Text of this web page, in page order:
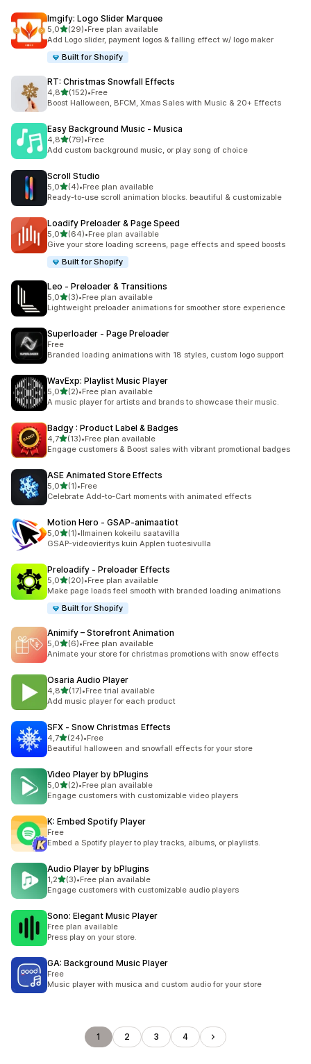
Imgify: Logo Slider Marquee
5,0/ 5 tähteä
(29)
29 arvostelua yhteensä
•Free plan available
Add Logo slider, payment logos & falling effect w/ logo maker
Built for Shopify
RT: Christmas Snowfall Effects
4,8/ 5 tähteä
(152)
152 arvostelua yhteensä
•Free
Boost Halloween, BFCM, Xmas Sales with Music & 20+ Effects
Easy Background Music ‑ Musica
4,8/ 5 tähteä
(79)
79 arvostelua yhteensä
•Free
Add custom background music, or play song of choice
Scroll Studio
5,0/ 5 tähteä
(4)
4 arvostelua yhteensä
•Free plan available
Ready-to-use scroll animation blocks. beautiful & customizable
Loadify Preloader & Page Speed
5,0/ 5 tähteä
(64)
64 arvostelua yhteensä
•Free plan available
Give your store loading screens, page effects and speed boosts
Built for Shopify
Leo ‑ Preloader & Transitions
5,0/ 5 tähteä
(3)
3 arvostelua yhteensä
•Free plan available
Lightweight preloader animations for smoother store experience
Superloader ‑ Page Preloader
Free
Branded loading animations with 18 styles, custom logo support
WavExp: Playlist Music Player
5,0/ 5 tähteä
(2)
2 arvostelua yhteensä
•Free plan available
A music player for artists and brands to showcase their music.
Badgy : Product Label & Badges
4,7/ 5 tähteä
(13)
13 arvostelua yhteensä
•Free plan available
Engage customers & Boost sales with vibrant promotional badges
ASE Animated Store Effects
5,0/ 5 tähteä
(1)
1 arvostelua yhteensä
•Free
Celebrate Add-to-Cart moments with animated effects
Motion Hero ‑ GSAP‑animaatiot
5,0/ 5 tähteä
(1)
1 arvostelua yhteensä
•Ilmainen kokeilu saatavilla
GSAP-videovieritys kuin Applen tuotesivulla
Preloadify ‑ Preloader Effects
5,0/ 5 tähteä
(20)
20 arvostelua yhteensä
•Free plan available
Make page loads feel smooth with branded loading animations
Built for Shopify
Animify – Storefront Animation
5,0/ 5 tähteä
(6)
6 arvostelua yhteensä
•Free plan available
Animate your store for christmas promotions with snow effects
Osaria Audio Player
4,8/ 5 tähteä
(17)
17 arvostelua yhteensä
•Free trial available
Add music player for each product
SFX ‑ Snow Christmas Effects
4,7/ 5 tähteä
(24)
24 arvostelua yhteensä
•Free
Beautiful halloween and snowfall effects for your store
Video Player by bPlugins
5,0/ 5 tähteä
(2)
2 arvostelua yhteensä
•Free plan available
Engage customers with customizable video players
K: Embed Spotify Player
Free
Embed a Spotify player to play tracks, albums, or playlists.
Audio Player by bPlugins
1,2/ 5 tähteä
(3)
3 arvostelua yhteensä
•Free plan available
Engage customers with customizable audio players
Sono: Elegant Music Player
Free plan available
Press play on your store.
GA: Background Music Player
Free
Music player with musica and custom audio for your store
1 2 3 4